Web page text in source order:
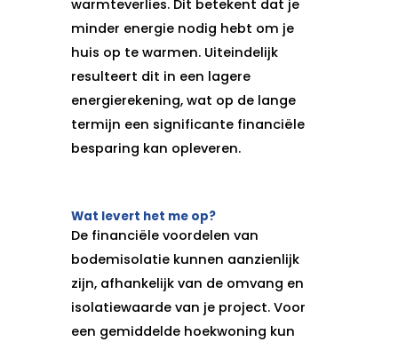
warmteverlies. Dit betekent dat je
minder energie nodig hebt om je
huis op te warmen. Uiteindelijk
resulteert dit in een lagere
energierekening, wat op de lange
termijn een significante financiële
besparing kan opleveren.
Wat levert het me op?
De financiële voordelen van
bodemisolatie kunnen aanzienlijk
zijn, afhankelijk van de omvang en
isolatiewaarde van je project. Voor
een gemiddelde hoekwoning kun